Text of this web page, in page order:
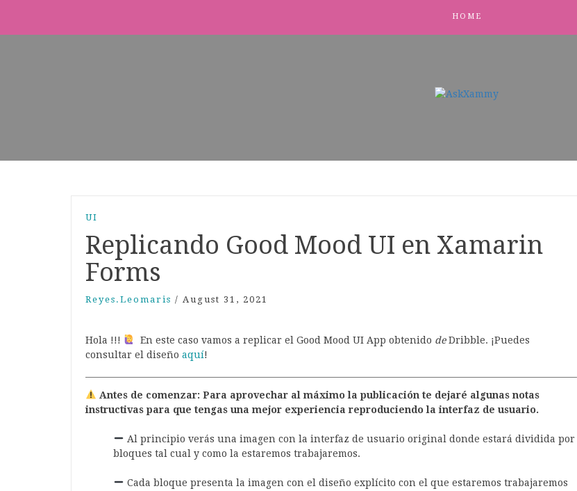
HOME
UI
Replicando Good Mood UI en Xamarin
Forms
Reyes.leomaris / August 31, 2021
Hola !!! En este caso vamos a replicar el Good Mood UI App obtenido deDribble. ¡Puedes
consultar el diseño aquí!
Antes de comenzar: Para aprovechar al máximo la publicación te dejaré algunas notas
instructivas para que tengas una mejor experiencia reproduciendo la interfaz de usuario.
Al principio verás una imagen con la interfaz de usuario original donde estará dividida por
bloques tal cual y como la estaremos trabajaremos.
Cada bloque presenta la imagen con el diseño explícito con el que estaremos trabajaremos